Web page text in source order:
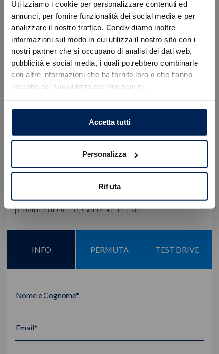
Utilizziamo i cookie per personalizzare contenuti ed
annunci, per fornire funzionalità dei social media e per
analizzare il nostro traffico. Condividiamo inoltre
informazioni sul modo in cui utilizza il nostro sito con i
nostri partner che si occupano di analisi dei dati web,
pubblicità e social media, i quali potrebbero combinarle
con altre informazioni che ha fornito loro o che hanno
raccolto dal suo utilizzo dei loro servizi.
Accetta tutti
Personalizza
Rifiuta
• Sede di Gorizia, Via Terza Armata 180/129 | +39
0481 20988
Servizio Clienti:
WhatsApp: +39 349 180 5149
E-mail: servizioclienti@blizauto.it
Nota Bene: le immagini, la dotazione tecnica e gli
accessori indicati nella presente scheda potrebbero
un impegno contrattuale. La invitiamo a contattarci
per verificare le caratteristiche specifiche del
veicolo.
Bliz, il tuo compagno di viaggio, è Concessionaria
Ufficiale per i brand Abarth, Alfa-Romeo, Citroën, DS
Automobiles, Fiat, Jeep, Lancia, Leapmotor e
Peugeot. Siamo presenti in Friuli-Venezia Giulia con
5 sedi di vendita e assistenza distribuite nelle
province di Udine, Gorizia e Trieste.
INFO PERMUTA TEST DRIVE
Nome e Cognome*
Email*
Errore
Caricamento veicoli non riuscito